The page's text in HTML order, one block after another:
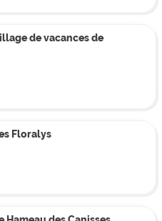
de vacances de
Floralys